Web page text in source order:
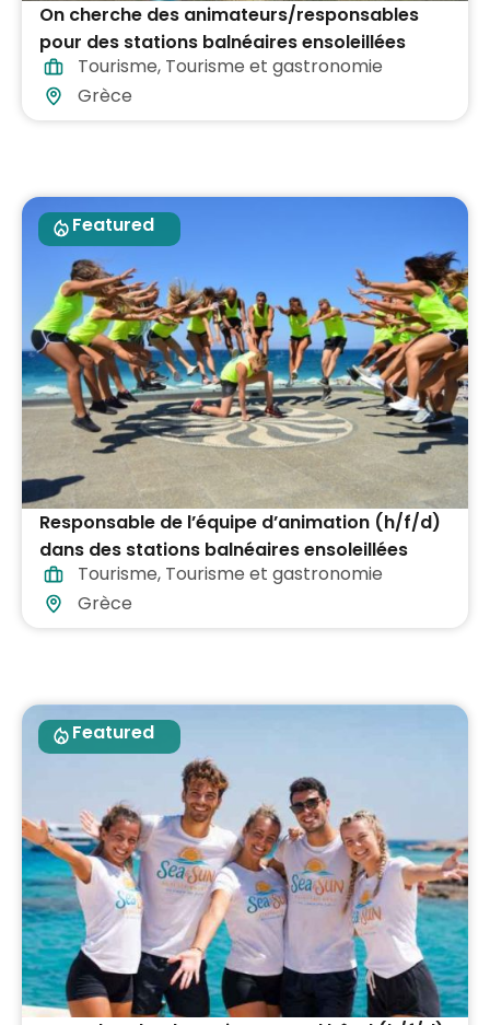
On cherche des animateurs/responsables
pour des stations balnéaires ensoleillées
dans toute la Grèce
Tourisme, Tourisme et gastronomie
Grèce
Featured
Responsable de l’équipe d’animation (h/f/d)
dans des stations balnéaires ensoleillées
partout en Grèce
Tourisme, Tourisme et gastronomie
Grèce
Featured